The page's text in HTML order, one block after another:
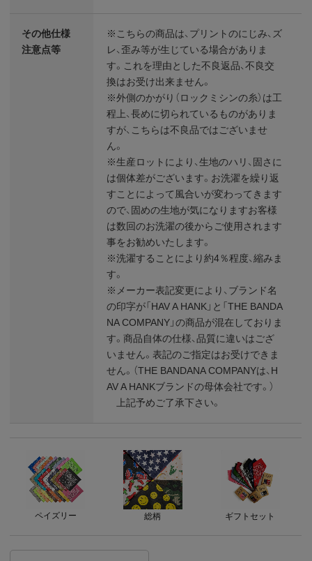
その他仕様
注意点等
※こちらの商品は、プリントのにじみ、ズ
レ、歪み等が生じている場合がありま
す。これを理由とした不良返品、不良交
換はお受け出来ません。
※外側のかがり（ロックミシンの糸）は工
程上、長めに切られているものがありま
すが、こちらは不良品ではございませ
ん。
※生産ロットにより、生地のハリ、固さに
は個体差がございます。お洗濯を繰り返
すことによって風合いが変わってきます
ので、固めの生地が気になりますお客様
は数回のお洗濯の後からご使用されます
事をお勧めいたします。
※洗濯することにより約4％程度、縮みま
す。
※メーカー表記変更により、ブランド名
の印字が「HAV A HANK」と「THE BANDA
NA COMPANY」の商品が混在しておりま
す。商品自体の仕様、品質に違いはござ
いません。表記のご指定はお受けできま
せん。（THE BANDANA COMPANYは、H
AV A HANKブランドの母体会社です。）
上記予めご了承下さい。
ペイズリー 総柄 ギフトセット